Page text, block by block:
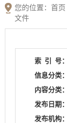
您的位置： 首页
文件
索 引 号：
信息分类：
内容分类：
发布日期：
发布机构：